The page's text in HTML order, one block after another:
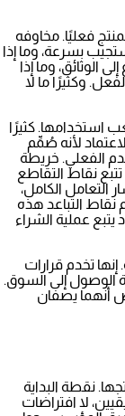
فعليًا. مخاوفه
بسرعة، وما إذا
الوثائق، وما إذا
وكثيرًا ما لا
استخدامها. كثيرًا
لأنه صُمِّم
الفعلي. خريطة
نقاط التقاطع
التعامل الكامل،
نقاط التباعد هذه
يتبع عملية الشراء
تخدم قرارات
الوصول إلى السوق.
أنهما يصفان
نقطة البداية
لا افتراضات